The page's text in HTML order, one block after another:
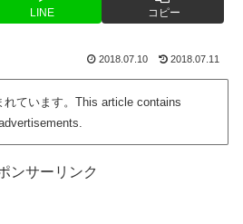
LINE コピー
2018.07.10 2018.07.11
れています。This article contains
ンサーリンク